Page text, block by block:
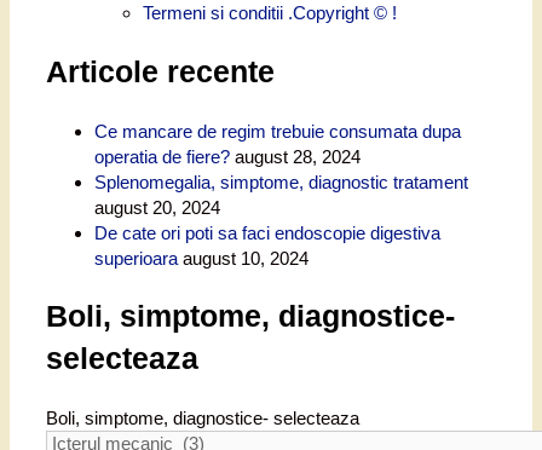
Termeni si conditii .Copyright © !
Articole recente
Ce mancare de regim trebuie consumata dupa
operatia de fiere? august 28, 2024
Splenomegalia, simptome, diagnostic tratament
august 20, 2024
De cate ori poti sa faci endoscopie digestiva
superioara august 10, 2024
Boli, simptome, diagnostice-
selecteaza
Boli, simptome, diagnostice- selecteaza